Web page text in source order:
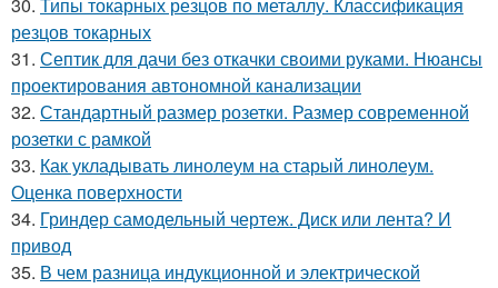
резцов токарных
31. Септик для дачи без откачки своими руками. Нюансы
проектирования автономной канализации
32. Стандартный размер розетки. Размер современной
розетки с рамкой
33. Как укладывать линолеум на старый линолеум.
Оценка поверхности
34. Гриндер самодельный чертеж. Диск или лента? И
привод
35. В чем разница индукционной и электрической